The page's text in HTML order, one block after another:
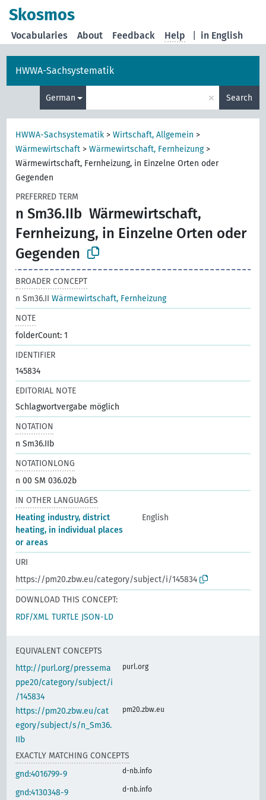
Skosmos
in English
Vocabularies About Feedback Help
HWWA-Sachsystematik
German × Search
HWWA-Sachsystematik >Wirtschaft, Allgemein >
Wärmewirtschaft >Wärmewirtschaft, Fernheizung>
Wärmewirtschaft, Fernheizung, in Einzelne Orten oder
Gegenden
PREFERRED TERM
n Sm36.IIb Wärmewirtschaft,
Fernheizung, in Einzelne Orten oder
Gegenden
BROADER CONCEPT
n Sm36.IIWärmewirtschaft, Fernheizung
NOTE
folderCount: 1
IDENTIFIER
145834
EDITORIAL NOTE
Schlagwortvergabe möglich
NOTATION
n Sm36.IIb
NOTATIONLONG
n 00 SM 036.02b
IN OTHER LANGUAGES
Heating industry, district
heating, in individual places
or areas
English
URI
https://pm20.zbw.eu/category/subject/i/145834
DOWNLOAD THIS CONCEPT:
RDF/XML TURTLE JSON-LD
EQUIVALENT CONCEPTS
http://purl.org/pressema
ppe20/category/subject/i
/145834
purl.org
https://pm20.zbw.eu/cat
egory/subject/s/n_Sm36.
IIb
pm20.zbw.eu
EXACTLY MATCHING CONCEPTS
gnd:4016799-9
d-nb.info
gnd:4130348-9 d-nb.info